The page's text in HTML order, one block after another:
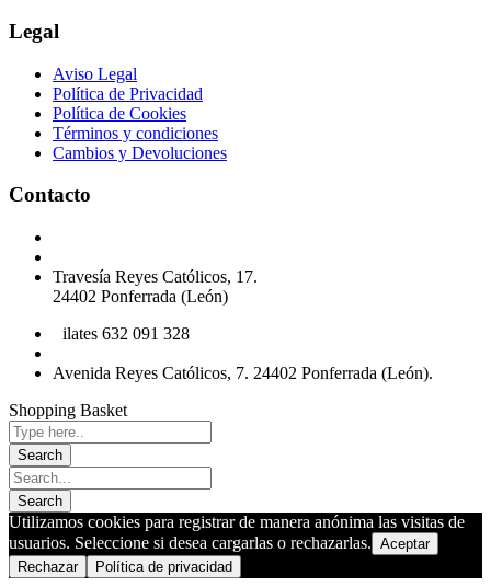
Legal
Aviso Legal
Política de Privacidad
Política de Cookies
Términos y condiciones
Cambios y Devoluciones
Contacto
Travesía Reyes Católicos, 17.
24402 Ponferrada (León)
ilates 632 091 328
Avenida Reyes Católicos, 7. 24402 Ponferrada (León).
Shopping Basket
Utilizamos cookies para registrar de manera anónima las visitas de
usuarios. Seleccione si desea cargarlas o rechazarlas. Aceptar
Rechazar
Política de privacidad